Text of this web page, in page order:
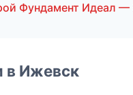
Фундамент Идеал —
в Ижевск